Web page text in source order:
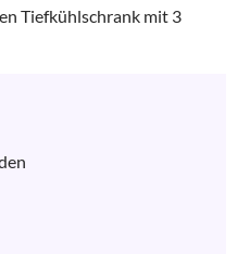
Tiefkühlschrank mit 3